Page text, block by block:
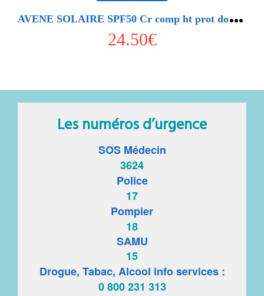
A
VENE SOLAIRE SPF50 Cr comp ht prot doré 10g
24.50€
Les numéros d’urgence
SOS Médecin
3624
Police
17
Pompier
18
SAMU
15
Drogue, Tabac, Alcool info services :
0 800 231 313